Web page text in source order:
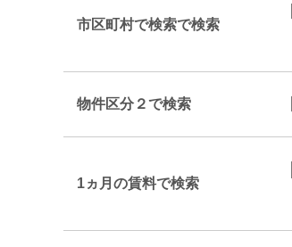
市区町村で検索で検索
物件区分２で検索
1ヵ月の賃料で検索